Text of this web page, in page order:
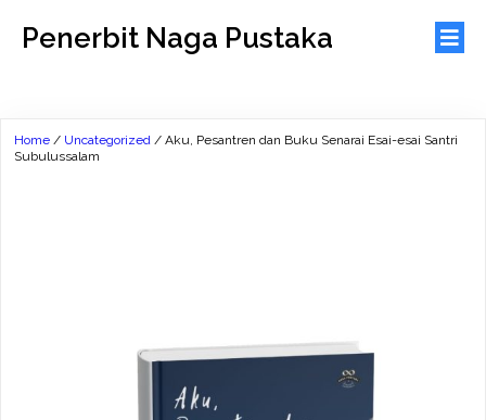
Penerbit Naga Pustaka
Home / Uncategorized / Aku, Pesantren dan Buku Senarai Esai-esai Santri
Subulussalam